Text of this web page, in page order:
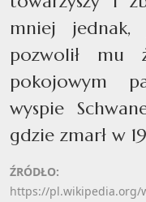
mniej jednak,
pozwolił mu
pokojowym
wyspie
gdzie zmarł w
ŹRÓDŁO:
https://pl.wikipedia.org/